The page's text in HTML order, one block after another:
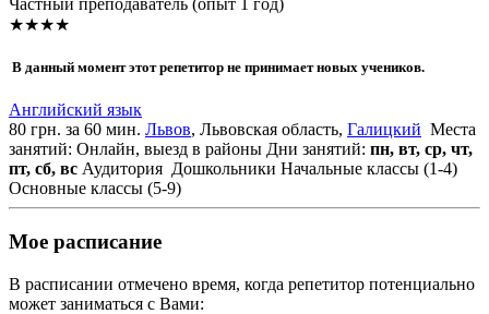
★★★★
В данный момент этот репетитор не принимает новых учеников.
Английский язык
80 грн. за 60 мин. Львов, Львовская область, Галицкий Места
занятий: Онлайн, выезд в районы Дни занятий: пн, вт, ср, чт,
пт, сб, вс Аудитория Дошкольники Начальные классы (1-4)
Основные классы (5-9)
Мое расписание
В расписании отмечено время, когда репетитор потенциально
может заниматься с Вами: